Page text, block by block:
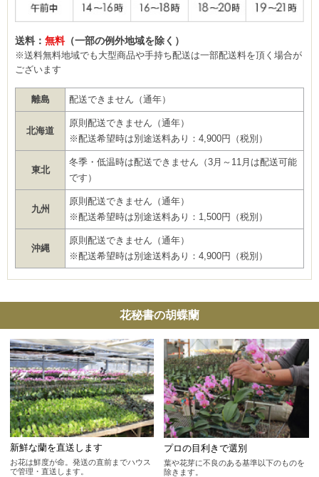
送料： 無料（一部の例外地域を除く）
※送料無料地域でも大型商品や手持ち配送は一部配送料を頂く場合が
ございます
離島 配送できません（通年）
北海道
原則配送できません（通年）
※配送希望時は別途送料あり：4,900円（税別）
東北
冬季・低温時は配送できません（3月～11月は配送可能
です）
九州
原則配送できません（通年）
※配送希望時は別途送料あり：1,500円（税別）
沖縄
原則配送できません（通年）
※配送希望時は別途送料あり：4,900円（税別）
花秘書の胡蝶蘭
新鮮な蘭を直送します
お花は鮮度が命。発送の直前までハウス
で管理・直送します。
プロの目利きで選別
葉や花芽に不良のある基準以下のものを
除きます。